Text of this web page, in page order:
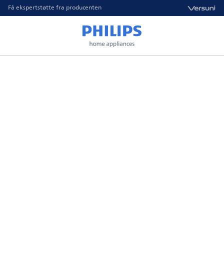
Få ekspertstøtte fra producenten